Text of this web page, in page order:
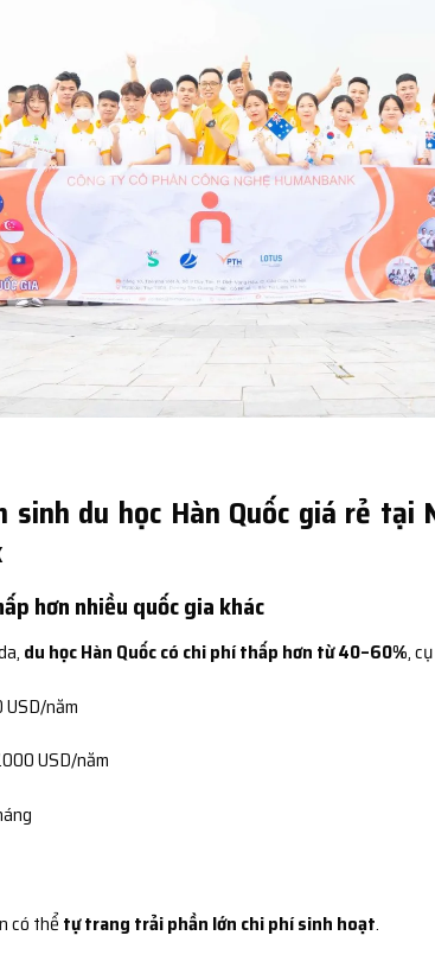
du học Hàn Quốc giá rẻ tại
hơn nhiều quốc gia khác
du học Hàn Quốc có chi phí thấp hơn từ 40–60%,
năm
USD/năm
có thể tự trang trải phần lớn chi phí sinh hoạt.